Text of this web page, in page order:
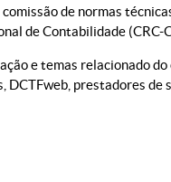
de normas
de Contabilidade (CRC-
e temas relacionado do
prestadores